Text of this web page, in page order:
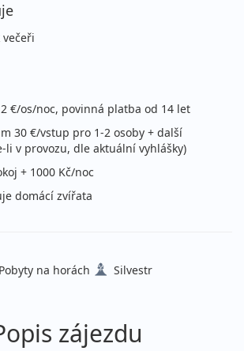
za 8 dní (7 nocí)
cena za 8 dní (7 nocí)
polopenze
za 8 dní (7 nocí)
€/os/noc, povinná platba od 14 let
30 €/vstup pro 1-2 osoby + další
li v provozu, dle aktuální vyhlášky)
+ 1000 Kč/noc
domácí zvířata
Pobyty na horách Silvestr
zájezdu